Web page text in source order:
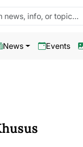
News Events